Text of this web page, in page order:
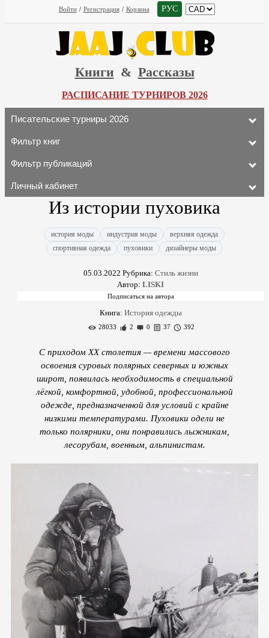
Войти / Регистрация / Корзина РУС
Книги & Рассказы
РАСПИСАНИЕ ТУРНИРОВ 2026
Писательские турниры 2026
Фильтр книг
Фильтр публикаций
Личный кабинет
Из истории пуховика
история моды индустрия моды
верхняя одежда
спортивная одежда
пуховики дизайнеры моды
05.03.2022 Рубрика: Стиль жизни
Автор: LISKI
Книга: История одежды
28033 2 0 37 392
С приходом XX столетия — времени массового
освоения суровых полярных северных и южных
широт, появилась необходимость в специальной
лёгкой, комфортной, удобной, профессиональной
одежде, предназначенной для условий с крайне
низкими температурами. Пуховики одели не
только полярники, они понравились лыжникам,
лесорубам, военным, альпинистам.